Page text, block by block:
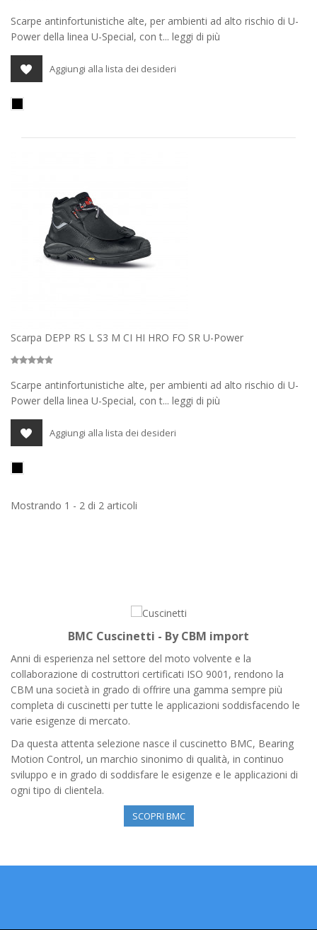
Scarpe antinfortunistiche alte, per ambienti ad alto rischio di U-
Power della linea U-Special, con t... leggi di più
Aggiungi alla lista dei desideri
Scarpa DEPP RS L S3 M CI HI HRO FO SR U-Power
Scarpe antinfortunistiche alte, per ambienti ad alto rischio di U-
Power della linea U-Special, con t... leggi di più
Aggiungi alla lista dei desideri
Mostrando 1 - 2 di 2 articoli
BMC Cuscinetti - By CBM import
Anni di esperienza nel settore del moto volvente e la
collaborazione di costruttori certificati ISO 9001, rendono la
CBM una società in grado di offrire una gamma sempre più
completa di cuscinetti per tutte le applicazioni soddisfacendo le
varie esigenze di mercato.
Da questa attenta selezione nasce il cuscinetto BMC, Bearing
Motion Control, un marchio sinonimo di qualità, in continuo
sviluppo e in grado di soddisfare le esigenze e le applicazioni di
ogni tipo di clientela.
SCOPRI BMC